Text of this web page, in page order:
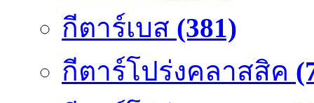
กีตาร์เบส (381)
กีตาร์โปร่งคลาสสิค